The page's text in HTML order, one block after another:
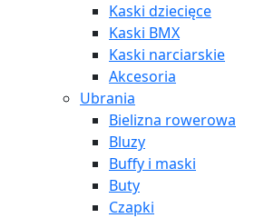
Kaski dziecięce
Kaski BMX
Kaski narciarskie
Akcesoria
Ubrania
Bielizna rowerowa
Bluzy
Buffy i maski
Buty
Czapki